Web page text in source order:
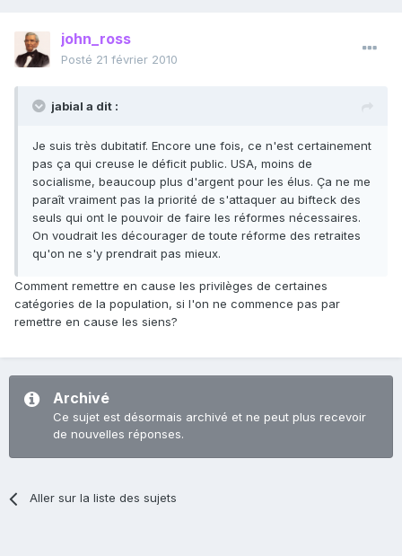
john_ross
Posté 21 février 2010
jabial a dit :
Je suis très dubitatif. Encore une fois, ce n'est certainement
pas ça qui creuse le déficit public. USA, moins de
socialisme, beaucoup plus d'argent pour les élus. Ça ne me
paraît vraiment pas la priorité de s'attaquer au bifteck des
seuls qui ont le pouvoir de faire les réformes nécessaires.
On voudrait les décourager de toute réforme des retraites
qu'on ne s'y prendrait pas mieux.
Comment remettre en cause les privilèges de certaines
catégories de la population, si l'on ne commence pas par
remettre en cause les siens?
Archivé
Ce sujet est désormais archivé et ne peut plus recevoir
de nouvelles réponses.
Aller sur la liste des sujets